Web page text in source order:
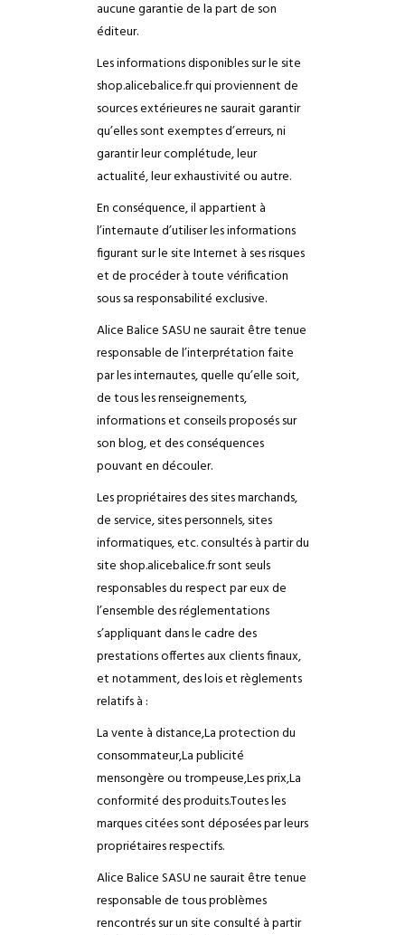
aucune garantie de la part de son
éditeur.
Les informations disponibles sur le site
shop.alicebalice.fr qui proviennent de
sources extérieures ne saurait garantir
qu’elles sont exemptes d’erreurs, ni
garantir leur complétude, leur
actualité, leur exhaustivité ou autre.
En conséquence, il appartient à
l’internaute d’utiliser les informations
figurant sur le site Internet à ses risques
et de procéder à toute vérification
sous sa responsabilité exclusive.
Alice Balice SASU ne saurait être tenue
responsable de l’interprétation faite
par les internautes, quelle qu’elle soit,
de tous les renseignements,
informations et conseils proposés sur
son blog, et des conséquences
pouvant en découler.
Les propriétaires des sites marchands,
de service, sites personnels, sites
informatiques, etc. consultés à partir du
site shop.alicebalice.fr sont seuls
responsables du respect par eux de
l’ensemble des réglementations
s’appliquant dans le cadre des
prestations offertes aux clients finaux,
et notamment, des lois et règlements
relatifs à :
La vente à distance,La protection du
consommateur,La publicité
mensongère ou trompeuse,Les prix,La
conformité des produits.Toutes les
marques citées sont déposées par leurs
propriétaires respectifs.
Alice Balice SASU ne saurait être tenue
responsable de tous problèmes
rencontrés sur un site consulté à partir